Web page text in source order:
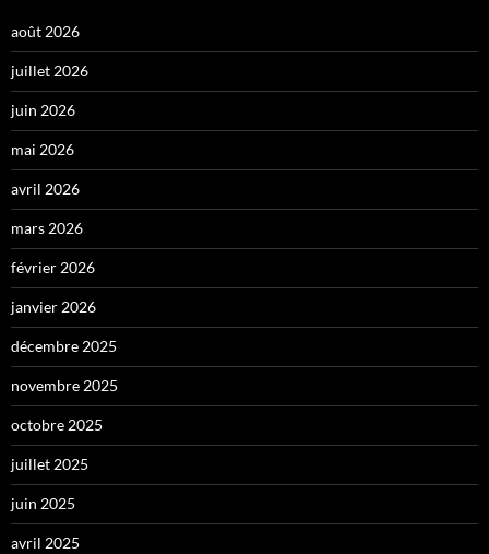
août 2026
juillet 2026
juin 2026
mai 2026
avril 2026
mars 2026
février 2026
janvier 2026
décembre 2025
novembre 2025
octobre 2025
juillet 2025
juin 2025
avril 2025